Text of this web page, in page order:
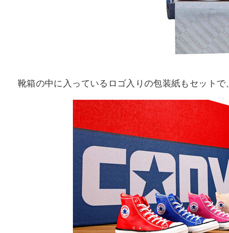
靴箱の中に入っているロゴ入りの包装紙もセットで